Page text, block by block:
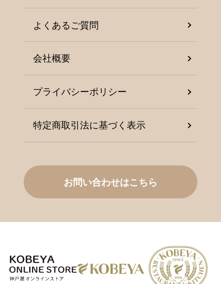
よくあるご質問
会社概要
プライバシーポリシー
特定商取引法に基づく表示
お問い合わせはこちら